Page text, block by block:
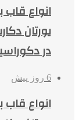
انواع
یورتان
در
6 روز پیش
انواع